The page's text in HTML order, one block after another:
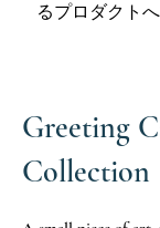
るプロダクト
Greeting
Collection